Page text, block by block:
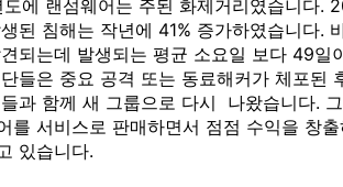
에 랜섬웨어는 주된 화제거리였습니다.
된 침해는 작년에 41% 증가하였습니다.
되는데 발생되는 평균 소요일 보다 49일
들은 중요 공격 또는 동료해커가 체포된
과 함께 새 그룹으로 다시 나왔습니다.
를 서비스로 판매하면서 점점 수익을 창
있습니다.